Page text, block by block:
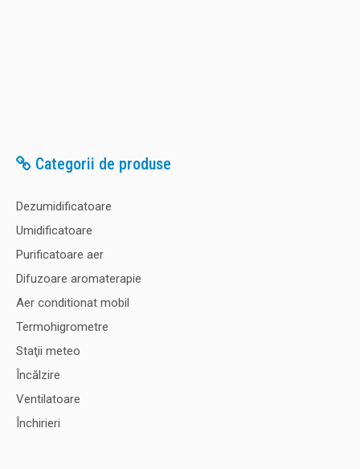
Categorii de produse
Dezumidificatoare
Umidificatoare
Purificatoare aer
Difuzoare aromaterapie
Aer conditionat mobil
Termohigrometre
Staţii meteo
Încălzire
Ventilatoare
Închirieri